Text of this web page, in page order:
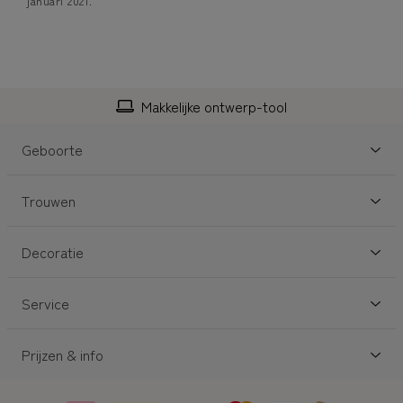
Makkelijke ontwerp-tool
Geboorte
Trouwen
Decoratie
Service
Prijzen & info